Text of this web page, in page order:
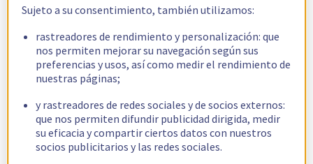
Sujeto a su consentimiento, también utilizamos:
rastreadores de rendimiento y personalización: que
nos permiten mejorar su navegación según sus
preferencias y usos, así como medir el rendimiento de
nuestras páginas;
y rastreadores de redes sociales y de socios externos:
que nos permiten difundir publicidad dirigida, medir
su eficacia y compartir ciertos datos con nuestros
socios publicitarios y las redes sociales.